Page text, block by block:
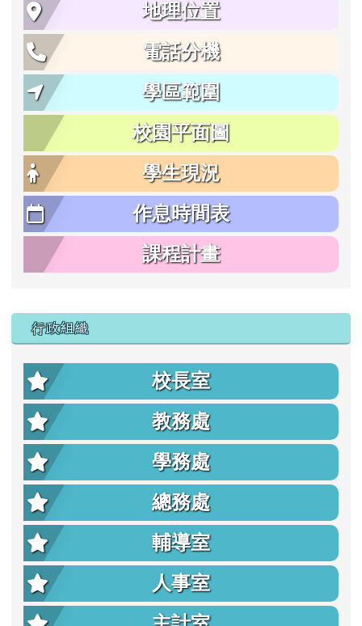
地理位置
電話分機
學區範圍
校園平面圖
學生現況
作息時間表
課程計畫
行政組織
校長室
教務處
學務處
總務處
輔導室
人事室